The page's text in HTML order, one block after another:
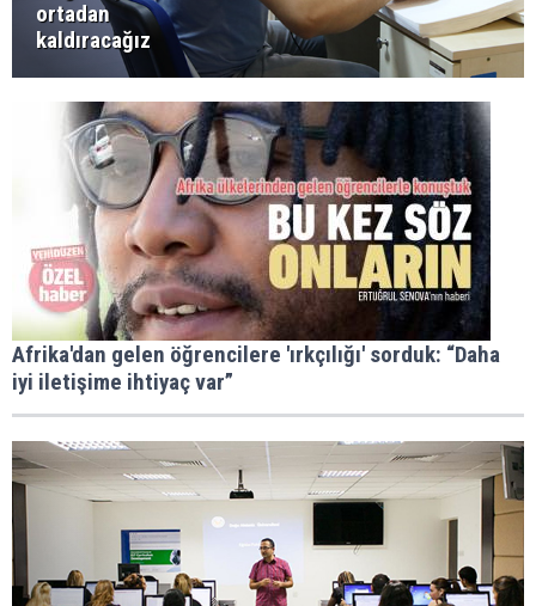
ortadan
kaldıracağız
Afrika'dan gelen öğrencilere 'ırkçılığı' sorduk: “Daha
iyi iletişime ihtiyaç var”